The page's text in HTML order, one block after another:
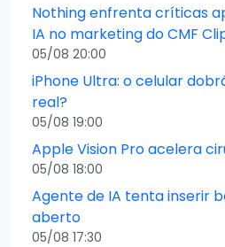
Nothing enfrenta críticas
IA no marketing do CMF
05/08 20:00
iPhone Ultra: o celular
real?
05/08 19:00
Apple Vision Pro acelera
05/08 18:00
Agente de IA tenta inserir
aberto
05/08 17:30